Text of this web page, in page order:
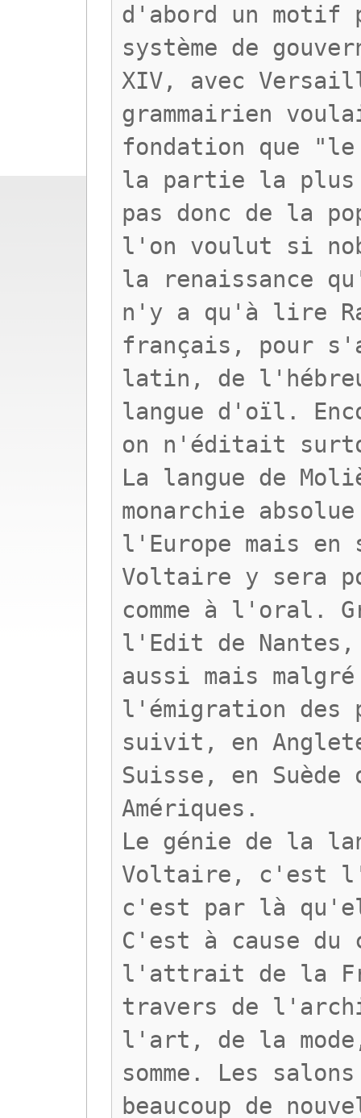
d'abord un
système de
XIV, avec
grammairien
fondation que
la partie la plus
pas donc de la
l'on voulut si
la renaissance
n'y a qu'à lire
français, pour
latin, de
langue d'oïl.
on n'éditait
La langue de
monarchie
l'Europe mais
Voltaire y sera
comme à l'oral.
l'Edit de
aussi mais
l'émigration des
suivit, en
Suisse, en
Amériques.
Le génie de la
Voltaire, c'est
c'est par là
C'est à cause du
l'attrait de la
travers de
l'art, de la
somme. Les
beaucoup de